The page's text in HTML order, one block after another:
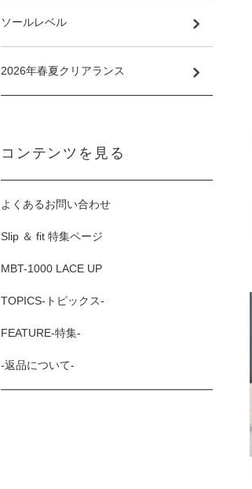
ソールレベル
2026年春夏クリアランス
コンテンツを見る
よくあるお問い合わせ
Slip ＆ fit 特集ページ
MBT-1000 LACE UP
TOPICS-トピックス-
FEATURE-特集-
-返品について-